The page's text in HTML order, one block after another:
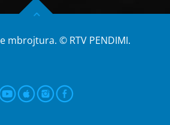
mbrojtura. © RTV PENDIMI.